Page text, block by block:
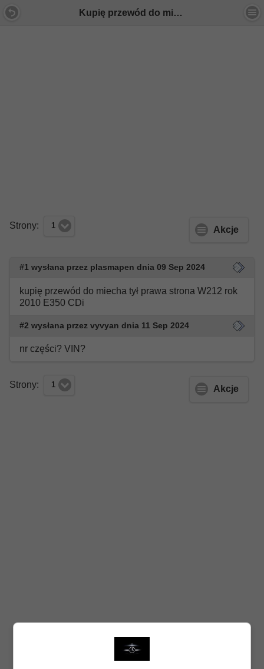
Kupię przewód do miecha W212 rok 2010 - Forum Mercedes E-Klasa
Strony: 1 Akcje
#1 wysłana przez plasmapen dnia 09 Sep 2024
kupię przewód do miecha tył prawa strona W212 rok
2010 E350 CDi
#2 wysłana przez vyvyan dnia 11 Sep 2024
nr części? VIN?
Strony: 1 Akcje